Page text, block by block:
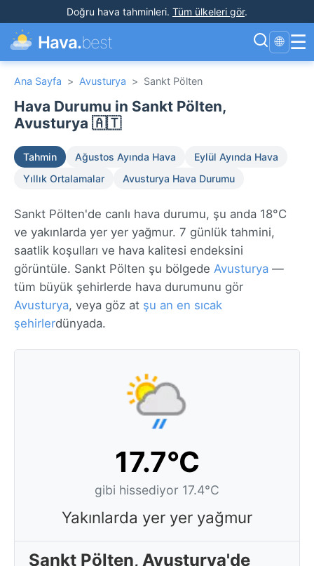
Doğru hava tahminleri. Tüm ülkeleri gör.
Hava.best 🌐 ☰
Ana Sayfa > Avusturya > Sankt Pölten
Hava Durumu in Sankt Pölten,
Avusturya 🇦🇹
Tahmin Ağustos Ayında Hava
Eylül Ayında Hava
Yıllık Ortalamalar
Avusturya Hava Durumu
Sankt Pölten'de canlı hava durumu, şu anda 18°C
ve yakınlarda yer yer yağmur. 7 günlük tahmini,
saatlik koşulları ve hava kalitesi endeksini
görüntüle. Sankt Pölten şu bölgede Avusturya —
tüm büyük şehirlerde hava durumunu gör
Avusturya, veya göz at şu an en sıcak
şehirlerdünyada.
17.7°C
gibi hissediyor 17.4°C
Yakınlarda yer yer yağmur
Sankt Pölten, Avusturya'de